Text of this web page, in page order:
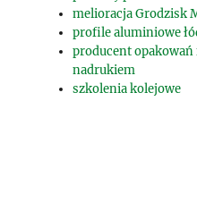
melioracja Grodzisk
profile aluminiowe
producent
nadrukiem
szkolenia kolejowe